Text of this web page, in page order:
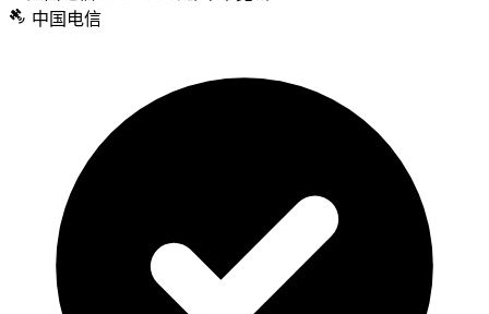
中国电信